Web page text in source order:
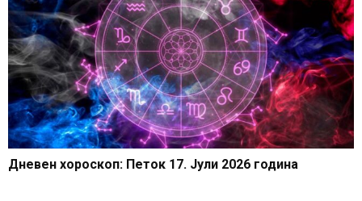
Дневен хороскоп: Петок 17. Јули 2026 година